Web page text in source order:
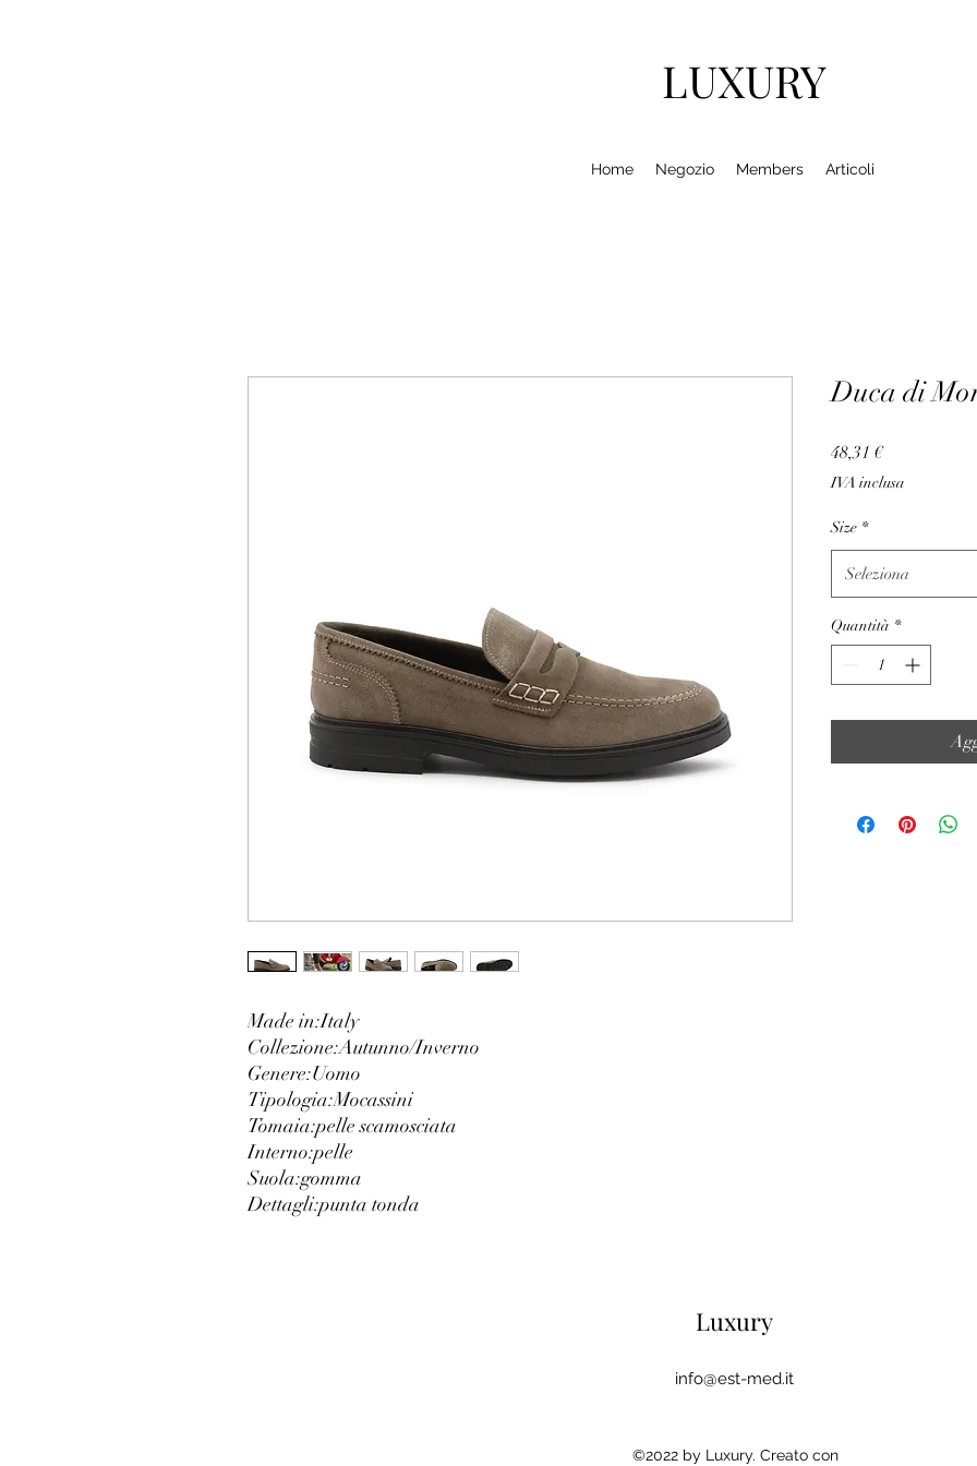
LUXURY
Home Negozio Members Articoli
Made in:Italy
Collezione:Autunno/Inverno
Genere:Uomo
Tipologia:Mocassini
Tomaia:pelle scamosciata
Interno:pelle
Suola:gomma
Dettagli:punta tonda
Duca di
48,31 €Prezzo
IVA inclusa
Size *
Seleziona
Quantità *
Luxury
info@est-med.it
©2022 by Luxury. Creato con